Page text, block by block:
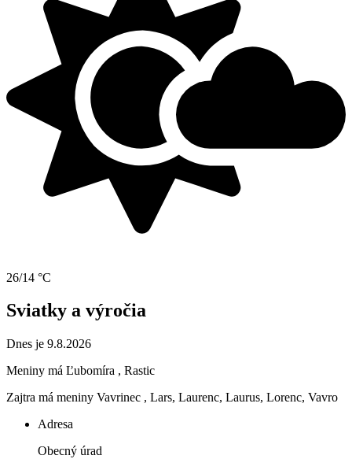
26/14 °C
Sviatky a výročia
Dnes je 9.8.2026
Meniny má Ľubomíra , Rastic
Zajtra má meniny Vavrinec , Lars, Laurenc, Laurus, Lorenc, Vavro
Adresa
Obecný úrad